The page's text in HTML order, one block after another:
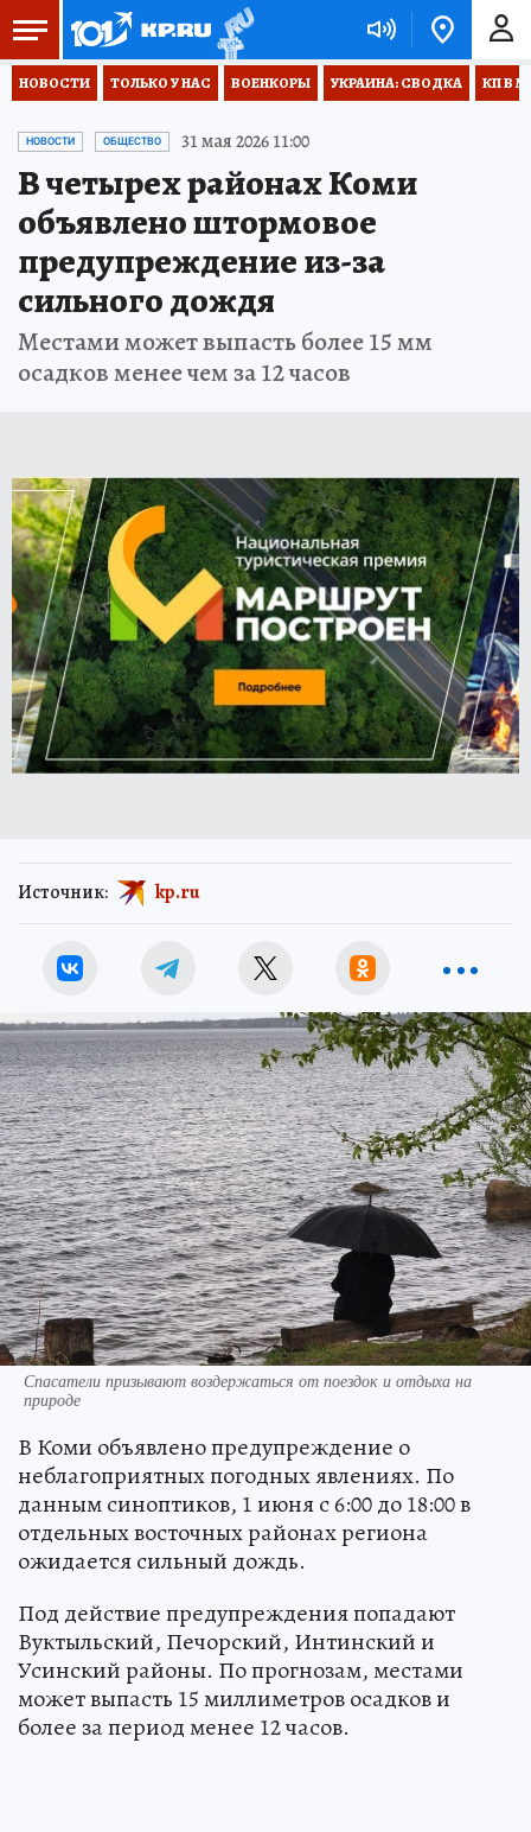
НОВОСТИ ТОЛЬКО У НАС ВОЕНКОРЫ УКРАИНА: СВОДКА КП В
НОВОСТИ ОБЩЕСТВО 31 мая 2026 11:00
В четырех районах Коми
объявлено штормовое
предупреждение из-за
сильного дождя
Местами может выпасть более 15 мм
осадков менее чем за 12 часов
Источник: kp.ru
Спасатели призывают воздержаться от поездок и отдыха на
природе
В Коми объявлено предупреждение о
неблагоприятных погодных явлениях. По
данным синоптиков, 1 июня с 6:00 до 18:00 в
отдельных восточных районах региона
ожидается сильный дождь.
Под действие предупреждения попадают
Вуктыльский, Печорский, Интинский и
Усинский районы. По прогнозам, местами
может выпасть 15 миллиметров осадков и
более за период менее 12 часов.